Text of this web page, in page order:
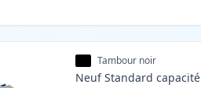
Tambour noir
Neuf Standard capacité